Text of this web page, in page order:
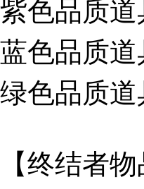
紫色品质道
蓝色品质道
绿色品质道
【终结者